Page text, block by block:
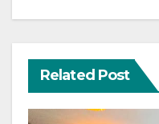
Related Post